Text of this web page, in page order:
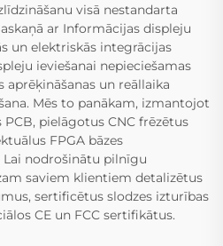
visā nestandarta
ar Informācijas displeju
un elektriskās integrācijas
ieviešanai nepieciešamas
un reāllaika
Mēs to panākam, izmantojot
pielāgotus CNC frēzētus
FPGA bāzes
Lai nodrošinātu pilnīgu
saviem klientiem detalizētus
sertificētus slodzes izturības
CE un FCC sertifikātus.